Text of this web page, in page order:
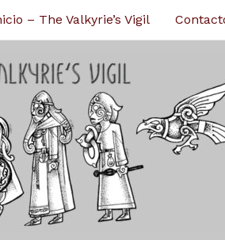
– The Valkyrie’s Vigil